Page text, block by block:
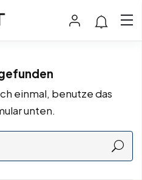
einmal, benutze das
unten.